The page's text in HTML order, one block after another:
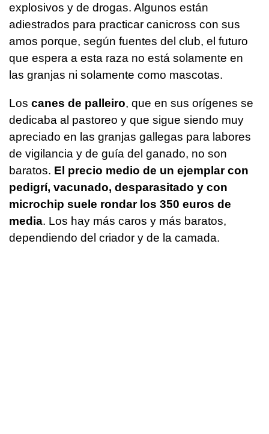
explosivos y de drogas. Algunos están
adiestrados para practicar canicross con sus
amos porque, según fuentes del club, el futuro
que espera a esta raza no está solamente en
las granjas ni solamente como mascotas.
Los canes de palleiro, que en sus orígenes se
dedicaba al pastoreo y que sigue siendo muy
apreciado en las granjas gallegas para labores
de vigilancia y de guía del ganado, no son
baratos. El precio medio de un ejemplar con
pedigrí, vacunado, desparasitado y con
microchip suele rondar los 350 euros de
media. Los hay más caros y más baratos,
dependiendo del criador y de la camada.